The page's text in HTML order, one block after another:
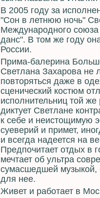
В 2005 году за
"Сон в летнюю ночь"
Международного
данс". В том же году
России.
Прима-балерина
Светлана Захарова не
повторяться даже в
сценический костюм
исполнительниц той
диктует Светлане
к себе и неистощимую
суеверий и примет,
и всегда надеется на
Предпочитает отдых в
мечтает об ультра
сумасшедшей музыкой,
для нее.
Живет и работает в